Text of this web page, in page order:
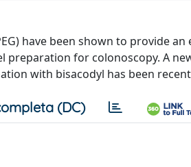
have been shown to provide
for colonoscopy. A
with bisacodyl has been
(DC)